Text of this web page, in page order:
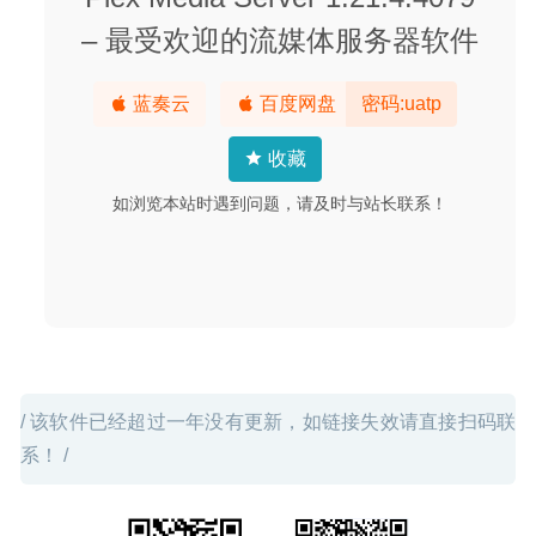
– 最受欢迎的流媒体服务器软件
蓝奏云 百度网盘 密码:uatp
收藏
如浏览本站时遇到问题，请及时与站长联系！
/ 该软件已经超过一年没有更新，如链接失效请直接扫码联
系！ /
解压工具
Photos Exif Editor 5.0 – 照片exif信息查看和编辑工具
iClip 5.5.2 for Mac- 最强大的剪贴板管理工具 2020-03-29